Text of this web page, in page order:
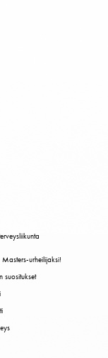
Masters-urheilijaksi!
suositukset